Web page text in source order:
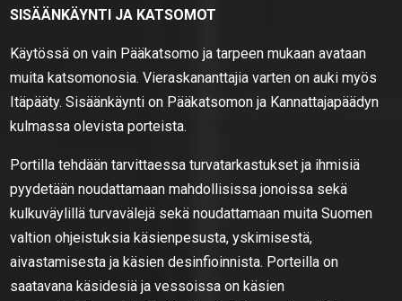
SISÄÄNKÄYNTI JA KATSOMOT
Käytössä on vain Pääkatsomo ja tarpeen mukaan avataan
muita katsomonosia. Vieraskananttajia varten on auki myös
Itäpääty. Sisäänkäynti on Pääkatsomon ja Kannattajapäädyn
kulmassa olevista porteista.
Portilla tehdään tarvittaessa turvatarkastukset ja ihmisiä
pyydetään noudattamaan mahdollisissa jonoissa sekä
kulkuväylillä turvavälejä sekä noudattamaan muita Suomen
valtion ohjeistuksia käsienpesusta, yskimisestä,
aivastamisesta ja käsien desinfioinnista. Porteilla on
saatavana käsidesiä ja vessoissa on käsien